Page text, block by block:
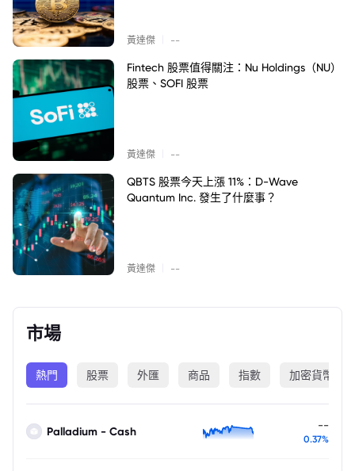
黃達傑 --
Fintech 股票值得關注：Nu Holdings（NU）
股票、SOFI 股票
黃達傑 --
QBTS 股票今天上漲 11%：D-Wave
Quantum Inc. 發生了什麼事？
黃達傑 --
市場
熱門 股票 外匯 商品 指數 加密貨幣
Palladium - Cash --
0.37%